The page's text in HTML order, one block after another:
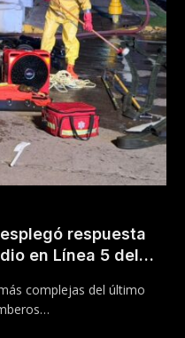
respuesta
en Línea 5 del
complejas del último